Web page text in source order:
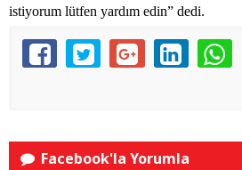
istiyorum lütfen yardım edin” dedi.
Facebook'la Yorumla